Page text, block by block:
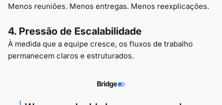
Menos reuniões. Menos entregas. Menos reexplicações.
4. Pressão de Escalabilidade
À medida que a equipe cresce, os fluxos de trabalho
permanecem claros e estruturados.